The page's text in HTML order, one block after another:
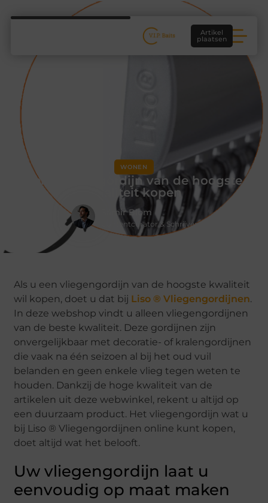
Artikel
plaatsen
WONEN
Een vliegengordijn van de hoogste
kwaliteit kopen
Samir Blom
Contentcurator & Schrijver
Als u een vliegengordijn van de hoogste kwaliteit
wil kopen, doet u dat bij Liso ® Vliegengordijnen.
In deze webshop vindt u alleen vliegengordijnen
van de beste kwaliteit. Deze gordijnen zijn
onvergelijkbaar met decoratie- of kralengordijnen
die vaak na één seizoen al bij het oud vuil
belanden en geen enkele vlieg tegen weten te
houden. Dankzij de hoge kwaliteit van de
artikelen uit deze webwinkel, rekent u altijd op
een duurzaam product. Het vliegengordijn wat u
bij Liso ® Vliegengordijnen online kunt kopen,
doet altijd wat het belooft.
Uw vliegengordijn laat u
eenvoudig op maat maken